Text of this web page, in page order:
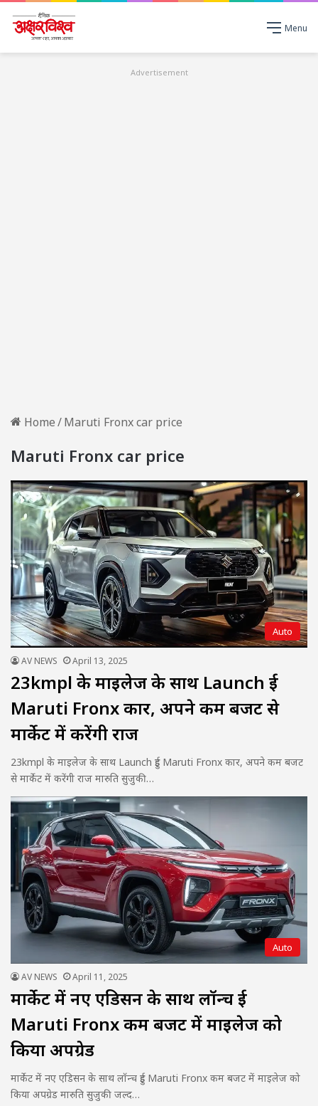
Menu
Advertisement
Home/Maruti Fronx car price
Maruti Fronx car price
Auto
AV NEWS April 13, 2025
23kmpl के माइलेज के साथ Launch हुई
Maruti Fronx कार, अपने कम बजट से
मार्केट में करेंगी राज
23kmpl के माइलेज के साथ Launch हुई Maruti Fronx कार, अपने कम बजट
से मार्केट में करेंगी राज मारुति सुजुकी…
Auto
AV NEWS April 11, 2025
मार्केट में नए एडिसन के साथ लॉन्च हुई
Maruti Fronx कम बजट में माइलेज को
किया अपग्रेड
मार्केट में नए एडिसन के साथ लॉन्च हुई Maruti Fronx कम बजट में माइलेज को
किया अपग्रेड मारुति सुजुकी जल्द…